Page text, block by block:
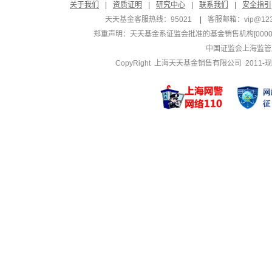
关于我们
资质证明 研究中心 联系我们
安全指引
天天基金客服热线：95021
客服邮箱：
郑重声明： 天天基金系证监会批准的基金销售机构
中国证监会上海监
CopyRight 上海天天基金销售有限公司 2011-